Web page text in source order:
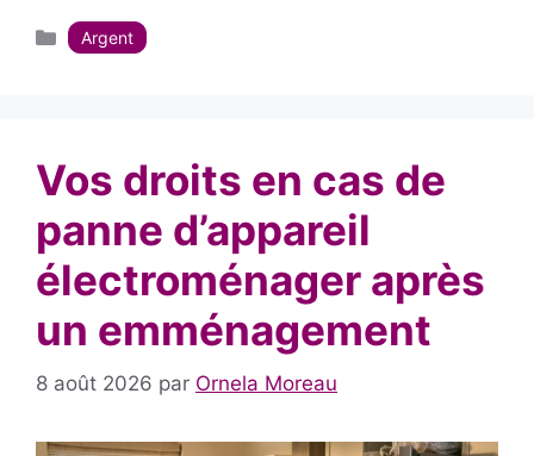
Catégories
Argent
Vos droits en cas de
panne d’appareil
électroménager après
un emménagement
8 août 2026 par Ornela Moreau